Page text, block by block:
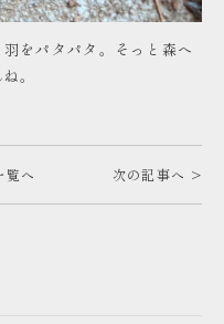
をパタパタ。そっと森へ
。
覧へ 次の記事へ >